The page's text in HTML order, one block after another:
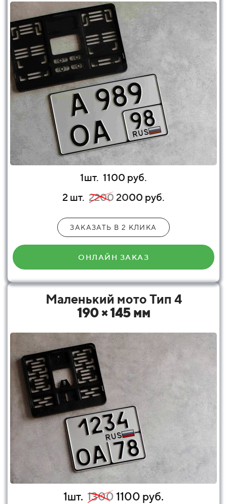
1шт. 1100 руб.
2 шт. 2200 2000 руб.
ЗАКАЗАТЬ В 2 КЛИКА
ОНЛАЙН ЗАКАЗ
Маленький мото Тип 4
190 × 145 мм
1шт. 13001100 руб.